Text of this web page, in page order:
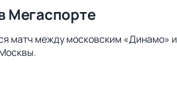
Мегаспорте
матч между московским «Динамо» и